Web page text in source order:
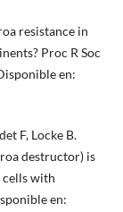
resistance in
Proc R Soc
en:
F, Locke B.
destructor) is
cells with
en: